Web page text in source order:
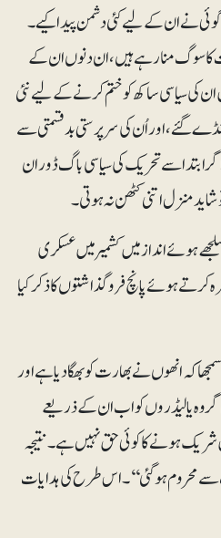
نے ان کے لیے کئی دشمن پیدا کیے۔
سوگ منا رہے ہیں، ان دنوں ان کے
سیاسی ساکھ کو ختم کرنے کے لیے نئی
گئے، اور اُن کی سرپرستی بدقسمتی سے
ابتدا سے تحریک کی سیاسی باگ ڈور ان
منزل اتنی کٹھن نہ ہوتی۔
انداز میں کشمیر میں عسکری
کرتے ہوئے پانچ فروگذاشتوں کا ذکر کیا
کہ انھوں نے بھارت کو بھگا دیا ہے اور
گروہ یا لیڈروں کو اب ان کے ذریعے
ہونے کا کوئی حق نہیں ہے۔ نتیجہ
سے محروم ہو گئی‘‘۔ اس طرح کی ہدایات